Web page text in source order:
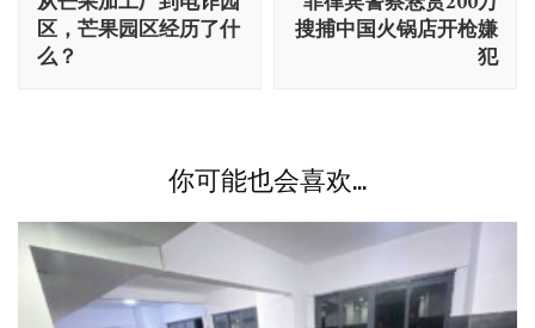
导
航
区，芒果园区经历了什
么？
搜捕中国火锅店开枪嫌
犯
你可能也会喜欢...